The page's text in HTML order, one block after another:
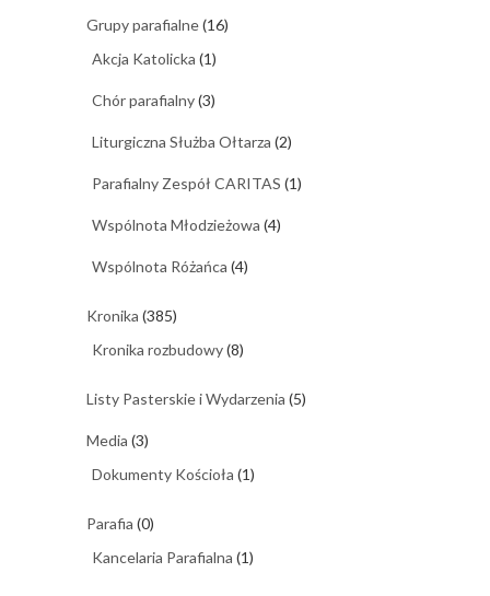
Grupy parafialne(16)
Akcja Katolicka (1)
Chór parafialny(3)
Liturgiczna Służba Ołtarza (2)
Parafialny Zespół CARITAS (1)
Wspólnota Młodzieżowa (4)
Wspólnota Różańca (4)
Kronika (385)
Kronika rozbudowy(8)
Listy Pasterskie i Wydarzenia (5)
Media (3)
Dokumenty Kościoła (1)
Parafia (0)
Kancelaria Parafialna (1)